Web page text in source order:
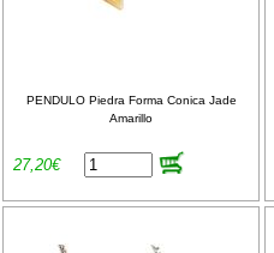
PENDULO Piedra Forma Conica Jade
Amarillo
27,20€